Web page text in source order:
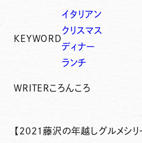
KEYWORD
イタリアン
クリスマス
ディナー
ランチ
WRITERころんころ
【2021藤沢の年越しグルメシリ